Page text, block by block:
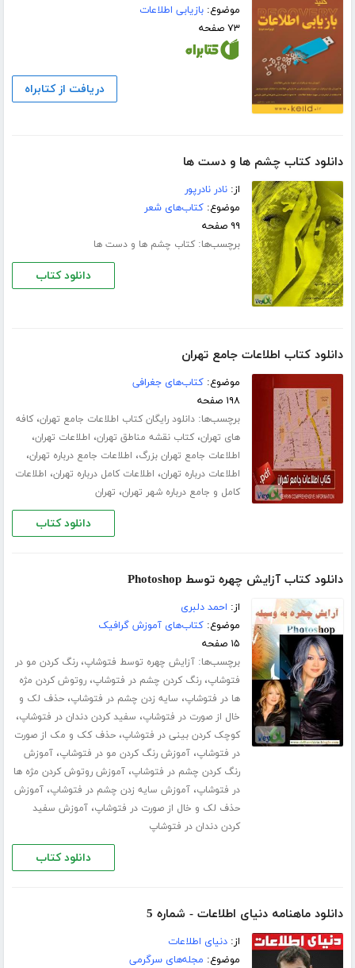
موضوع:بازیابی اطلاعات
۷۳ صفحه
دریافت از کتابراه
دانلود کتاب چشم ها و دست ها
از:نادر نادرپور
موضوع:کتاب‌های شعر
۹۹ صفحه
برچسب‌ها:کتاب چشم ها و دست ها
دانلود کتاب
دانلود کتاب اطلاعات جامع تهران
موضوع:کتاب‌های جغرافی
۱۹۸ صفحه
برچسب‌ها:دانلود رایگان کتاب اطلاعات جامع تهران،کافه
های تهران،کتاب نقشه مناطق تهران، اطلاعات تهران،
اطلاعات جامع تهران بزرگ، اطلاعات جامع درباره تهران،
اطلاعات درباره تهران، اطلاعات کامل درباره تهران، اطلاعات
کامل و جامع درباره شهر تهران، تهران
دانلود کتاب
دانلود کتاب آزایش چهره توسط Photoshop
از: احمد دلبری
موضوع:کتاب‌های آموزش گرافیک
۱۵ صفحه
برچسب‌ها:آزایش چهره توسط فتوشاپ،رنگ کردن مو در
فتوشاپ،رنگ کردن چشم در فتوشاپ،روتوش کردن مژه
ها در فتوشاپ، سایه زدن چشم در فتوشاپ،حذف لک و
خال از صورت در فتوشاپ، سفید کردن دندان در فتوشاپ،
کوچک کردن بینی در فتوشاپ،حذف کک و مک از صورت
در فتوشاپ،آموزش رنگ کردن مو در فتوشاپ،آموزش
رنگ کردن چشم در فتوشاپ،آموزش روتوش کردن مژه ها
در فتوشاپ،آموزش سایه زدن چشم در فتوشاپ،آموزش
حذف لک و خال از صورت در فتوشاپ،آموزش سفید
کردن دندان در فتوشاپ
دانلود کتاب
دانلود ماهنامه دنیای اطلاعات - شماره 5
از:دنیای اطلاعات
موضوع: مجله‌های سرگرمی